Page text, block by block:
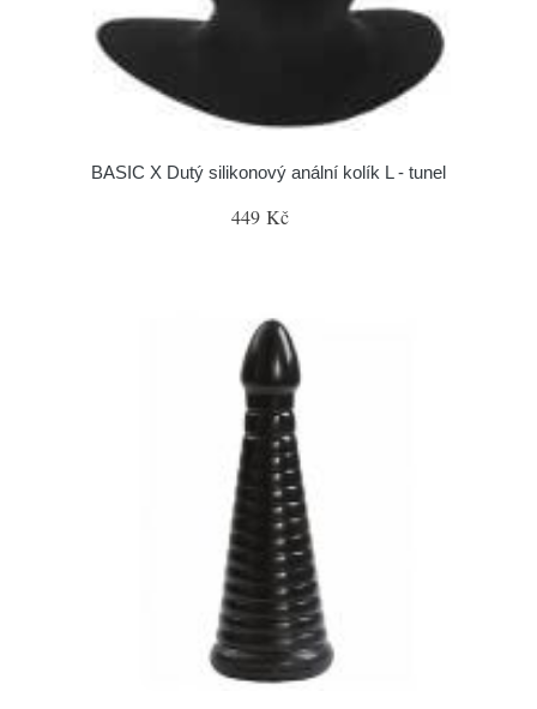
BASIC X Dutý silikonový anální kolík L - tunel
449 Kč